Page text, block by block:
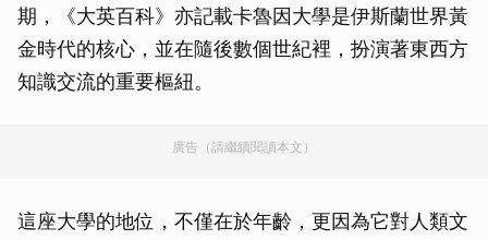
期，《大英百科》亦記載卡魯因大學是伊斯蘭世界黃
金時代的核心，並在隨後數個世紀裡，扮演著東西方
知識交流的重要樞紐。
廣告（請繼續閱讀本文）
這座大學的地位，不僅在於年齡，更因為它對人類文